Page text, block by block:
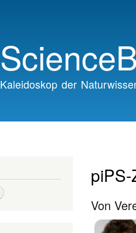
Kaleidoskop der
Von